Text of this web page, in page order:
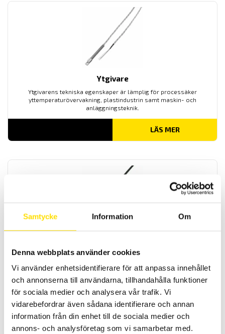
Samtycke Information Om
Denna webbplats använder cookies
Vi använder enhetsidentifierare för att anpassa innehållet
och annonserna till användarna, tillhandahålla funktioner
för sociala medier och analysera vår trafik. Vi
vidarebefordrar även sådana identifierare och annan
information från din enhet till de sociala medier och
annons- och analysföretag som vi samarbetar med.
Ytgivare
Ytgivarens tekniska egenskaper är lämplig för processäker
yttemperaturövervakning, plastindustrin samt maskin- och
anläggningsteknik.
LÄS MER
Tack vare sin konstruktion är dessa temperatursensorer vatten-
och ångtäta och tål höga tryck och temperaturer upp till +600 °C.
Dessutom kännetecknas denna sensor av sin vibrationstålighet och
LÄS MER